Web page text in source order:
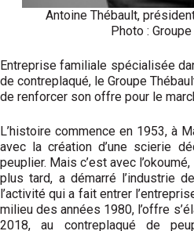
Antoine Thébault,
Photo :
Entreprise familiale spécialisée
de contreplaqué, le Groupe
de renforcer son offre pour le
L’histoire commence en 1953, à
avec la création d’une scierie
peuplier. Mais c’est avec
plus tard, a démarré l’industrie
l’activité qui a fait entrer
milieu des années 1980, l’offre
2018, au contreplaqué de